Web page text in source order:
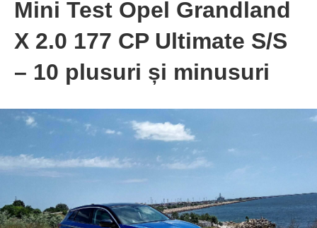
Mini Test Opel Grandland
X 2.0 177 CP Ultimate S/S
– 10 plusuri și minusuri